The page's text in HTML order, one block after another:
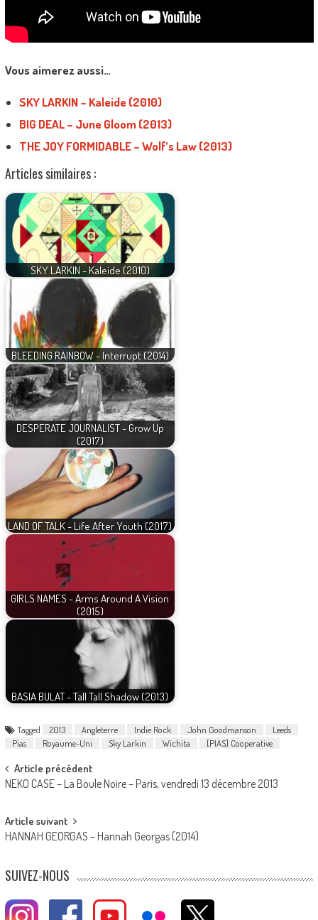
Vous aimerez aussi…
SKY LARKIN – Kaleide (2010)
BIG DEAL – June Gloom (2013)
THE JOY FORMIDABLE – Wolf’s Law (2013)
Articles similaires :
SKY LARKIN - Kaleide (2010)
BLEEDING RAINBOW - Interrupt (2014)
DESPERATE JOURNALIST - Grow Up
(2017)
LAND OF TALK - Life After Youth (2017)
GIRLS NAMES - Arms Around A Vision
(2015)
BASIA BULAT - Tall Tall Shadow (2013)
Tagged 2013 Angleterre Indie Rock John Goodmanson
Leeds
Pias
Royaume-Uni Sky Larkin Wichita [PIAS] Cooperative
Post
navigation
Article précédent
NEKO CASE – La Boule Noire – Paris, vendredi 13 décembre 2013
Article suivant
HANNAH GEORGAS – Hannah Georgas (2014)
SUIVEZ-NOUS